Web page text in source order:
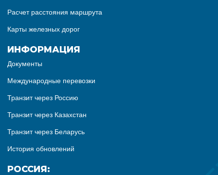
Расчет расстояния маршрута
Карты железных дорог
ИНФОРМАЦИЯ
Документы
Международные перевозки
Транзит через Россию
Транзит через Казахстан
Транзит через Беларусь
История обновлений
РОССИЯ: